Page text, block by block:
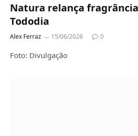
Natura relança
Tododia
Alex Ferraz 15/06/2026 0
Foto: Divulgação